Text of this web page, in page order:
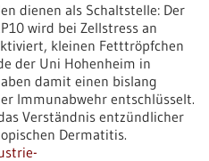
dienen als Schaltstelle: Der
wird bei Zellstress an
kleinen Fetttröpfchen
der Uni Hohenheim in
damit einen bislang
Immunabwehr entschlüsselt.
Verständnis entzündlicher
Dermatitis.